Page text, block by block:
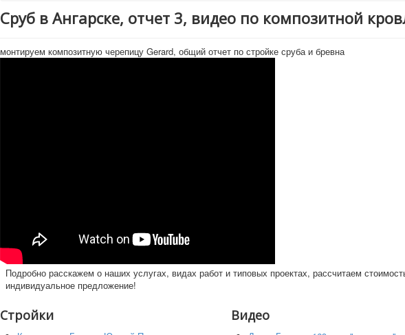
Дома от 150 кв.м.
Проекты "под ключ"
Каркасные дома
Породы дерева
Сруб в Ангарске, отчет 3, видео по композитной
монтируем композитную черепицу Gerard, общий отчет по стройке сруба и бревна
Подробно расскажем о наших услугах, видах работ и типовых проектах, рассчитаем
индивидуальное предложение!
Стройки Видео